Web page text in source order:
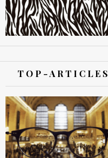
T O P - A R T I C L E S